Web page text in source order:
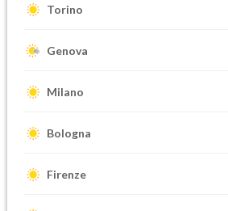
Torino
Genova
Milano
Bologna
Firenze